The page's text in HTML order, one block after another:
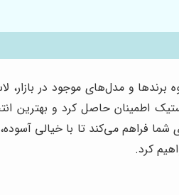
و مدل‌های موجود در بازار،
اطمینان حاصل کرد و بهترین
شما فراهم می‌کند تا با خیالی
کرد.